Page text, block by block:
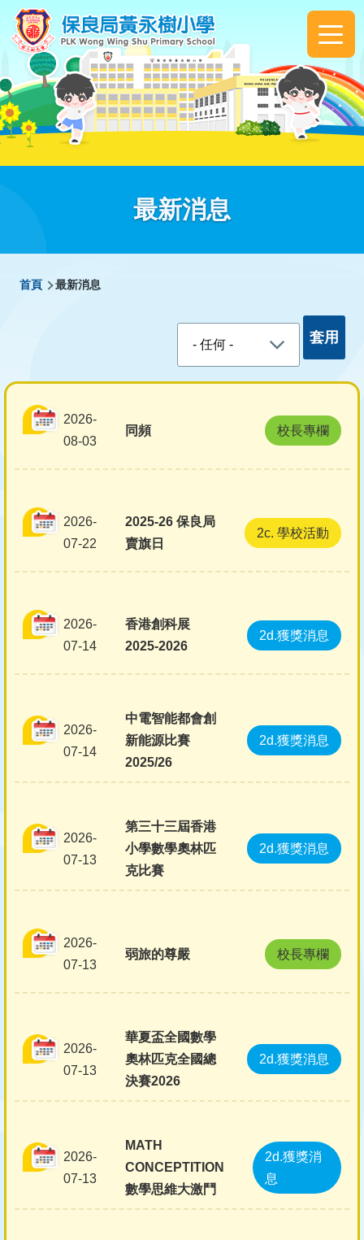
移至主內容
Main
最新消息
導首頁 最新消息
2026-
08-03
同頻 校長專欄
2026-
07-22
2025-26 保良局
賣旗日
2c. 學校活動
2026-
07-14
香港創科展
2025-2026
2d.獲獎消息
2026-
07-14
中電智能都會創
新能源比賽
2025/26
2d.獲獎消息
2026-
07-13
第三十三屆香港
小學數學奧林匹
克比賽
2d.獲獎消息
2026-
07-13
弱旅的尊嚴 校長專欄
2026-
07-13
華夏盃全國數學
奧林匹克全國總
決賽2026
2d.獲獎消息
2026-
07-13
MATH
CONCEPTITION
數學思維大激鬥
2d.獲獎消
息